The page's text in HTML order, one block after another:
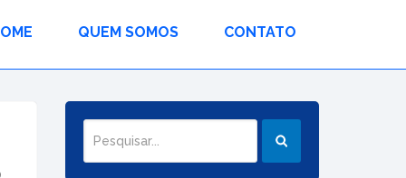
QUEM SOMOS CONTATO